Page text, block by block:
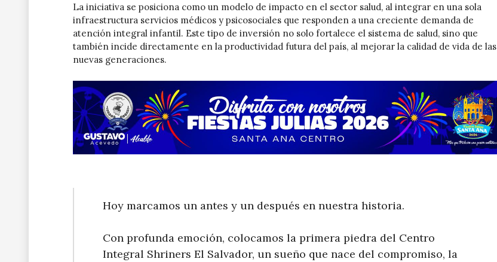
La iniciativa se posiciona como un modelo de impacto en el sector salud, al integrar en una sola
infraestructura servicios médicos y psicosociales que responden a una creciente demanda de
atención integral infantil. Este tipo de inversión no solo fortalece el sistema de salud, sino que
también incide directamente en la productividad futura del país, al mejorar la calidad de vida de las
nuevas generaciones.
Hoy marcamos un antes y un después en nuestra historia.
Con profunda emoción, colocamos la primera piedra del Centro
Integral Shriners El Salvador, un sueño que nace del compromiso, la